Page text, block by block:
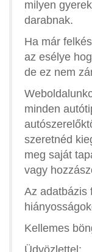
milyen
darabnak.
Ha már
az esélye
de ez nem
minden
szeretnéd
meg saját
vagy
Az adatbázis
Kellemes
Üdvözlettel: